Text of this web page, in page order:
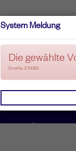
System Meldung
Die gewählte
ErrorNo. 270083